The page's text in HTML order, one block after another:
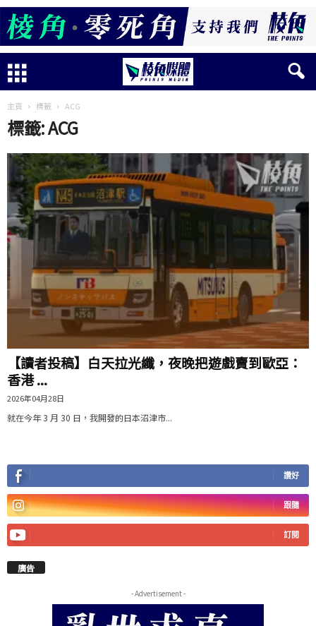
主頁 標籤 ACG
標籤: ACG
【讀者投稿】白天拉光纖，夜晚把遊戲賣到歐亞：
香港 ...
2026年04月28日
就在今年 3 月 30 日，我開發的日本沼津市...
讚好
跟隨
訂閱
廣告
- Advertisement -